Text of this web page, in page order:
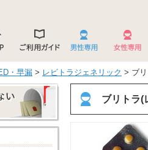
・早漏 > レビトラジェネリック > ブ
ブリトラ(